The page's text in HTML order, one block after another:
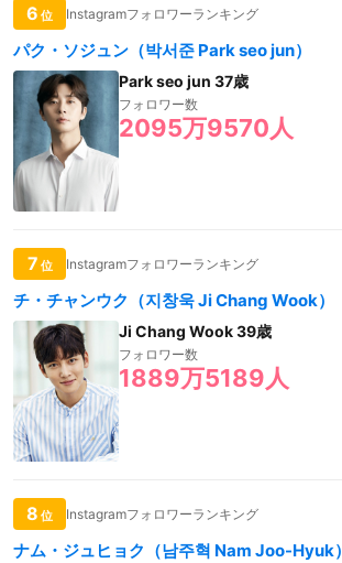
6 位 Instagramフォロワーランキング
パク・ソジュン（박서준 Park seo jun）
Park seo jun 37歳
フォロワー数
2095万9570人
7 位 Instagramフォロワーランキング
チ・チャンウク（지창욱 Ji Chang Wook）
Ji Chang Wook 39歳
フォロワー数
1889万5189人
8 位 Instagramフォロワーランキング
ナム・ジュヒョク（남주혁 Nam Joo-Hyuk）